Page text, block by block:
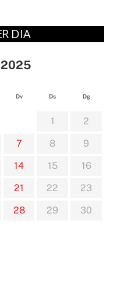
DIA
Dv Ds Dg
1
2
7 8
9
14 15
16
21 22
23
28 29
30